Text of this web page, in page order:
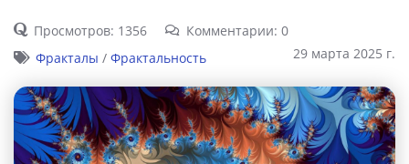
Просмотров: 1356
Комментарии: 0
29 марта 2025 г.
Фракталы / Фрактальность